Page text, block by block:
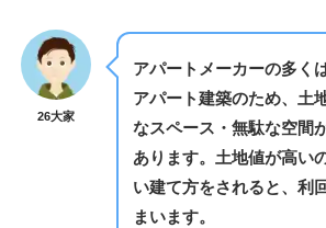
26大家
アパートメーカーの多く
アパート建築のため、土
なスペース・無駄な空間
あります。土地値が高い
い建て方をされると、利
まいます。